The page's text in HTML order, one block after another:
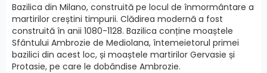
Bazilica din Milano, construită pe locul de înmormântare a
martirilor creștini timpurii. Clădirea modernă a fost
construită în anii 1080-1128. Bazilica conține moaștele
Sfântului Ambrozie de Mediolana, întemeietorul primei
bazilici din acest loc, și moaștele martirilor Gervasie și
Protasie, pe care le dobândise Ambrozie.